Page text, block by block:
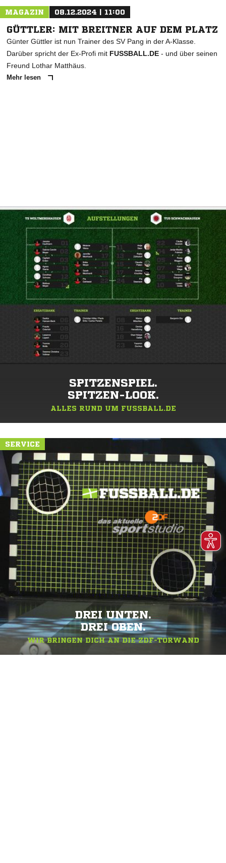
MAGAZIN 08.12.2024 | 11:00
GÜTTLER: MIT BREITNER AUF DEM PLATZ
Günter Güttler ist nun Trainer des SV Pang in der A-Klasse.
Darüber spricht der Ex-Profi mit FUSSBALL.DE - und über seinen
Freund Lothar Matthäus.
Mehr lesen
SPITZENSPIEL.
SPITZEN-LOOK.
ALLES RUND UM FUSSBALL.DE
SERVICE
DREI UNTEN.
DREI OBEN.
WIR BRINGEN DICH AN DIE ZDF-TORWAND